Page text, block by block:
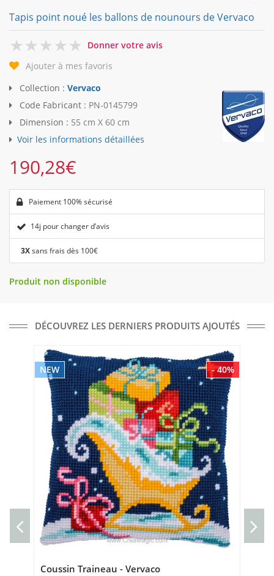
Tapis point noué les ballons de nounours de Vervaco
0
Donner votre avis
Ajouter à mes favoris
Collection : Vervaco
Code Fabricant : PN-0145799
Dimension : 55 cm X 60 cm
Voir les informations détaillées
190,28€
Paiement 100% sécurisé
14j pour changer d’avis
3Xsans frais dès 100€
Produit non disponible
DÉCOUVREZ LES DERNIERS PRODUITS AJOUTÉS
- 40%
NEW
Coussin Traineau - Vervaco